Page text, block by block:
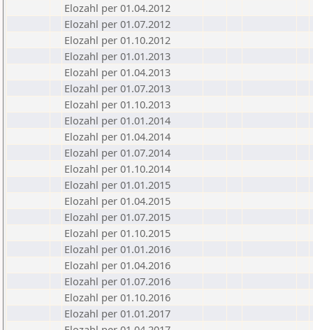
Elozahl per 01.04.2012
Elozahl per 01.07.2012
Elozahl per 01.10.2012
Elozahl per 01.01.2013
Elozahl per 01.04.2013
Elozahl per 01.07.2013
Elozahl per 01.10.2013
Elozahl per 01.01.2014
Elozahl per 01.04.2014
Elozahl per 01.07.2014
Elozahl per 01.10.2014
Elozahl per 01.01.2015
Elozahl per 01.04.2015
Elozahl per 01.07.2015
Elozahl per 01.10.2015
Elozahl per 01.01.2016
Elozahl per 01.04.2016
Elozahl per 01.07.2016
Elozahl per 01.10.2016
Elozahl per 01.01.2017